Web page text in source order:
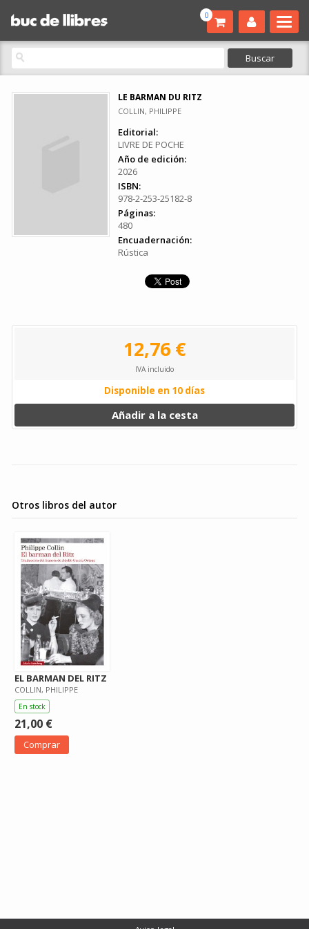
0
LE BARMAN DU RITZ
COLLIN, PHILIPPE
Editorial:
LIVRE DE POCHE
Año de edición:
2026
ISBN:
978-2-253-25182-8
Páginas:
480
Encuadernación:
Rústica
12,76 €
IVA incluido
Disponible en 10 días
Añadir a la cesta
Otros libros del autor
EL BARMAN DEL RITZ
COLLIN, PHILIPPE
En stock
21,00 €
Comprar